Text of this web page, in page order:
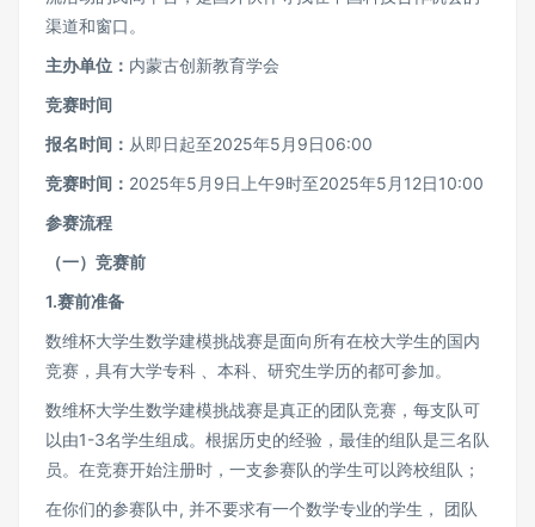
渠道和窗口。
主办单位： 内蒙古创新教育学会
竞赛时间
报名时间： 从即日起至2025年5月9日06:00
竞赛时间： 2025年5月9日上午9时至2025年5月12日10:00
参赛流程
（一）竞赛前
1.赛前准备
数维杯大学生数学建模挑战赛是面向所有在校大学生的国内
竞赛，具有大学专科 、本科、研究生学历的都可参加。
数维杯大学生数学建模挑战赛是真正的团队竞赛，每支队可
以由1-3名学生组成。根据历史的经验，最佳的组队是三名队
员。在竞赛开始注册时，一支参赛队的学生可以跨校组队；
在你们的参赛队中, 并不要求有一个数学专业的学生， 团队